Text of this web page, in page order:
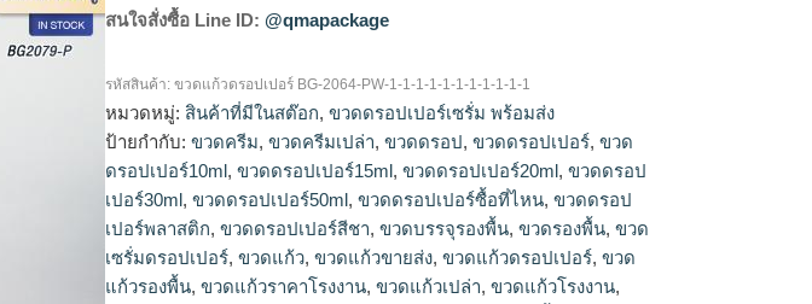
สนใจสั่งซื้อ Line ID: @qmapackage
รหัสสินค้า:ขวดแก้วดรอปเปอร์ BG-2064-PW-1-1-1-1-1-1-1-1-1-1-1
หมวดหมู่: สินค้าที่มีในสต๊อก,ขวดดรอปเปอร์เซรั่ม พร้อมส่ง
ป้ายกำกับ:ขวดครีม,ขวดครีมเปล่า,ขวดดรอป,ขวดดรอปเปอร์,ขวด
ดรอปเปอร์10ml,ขวดดรอปเปอร์15ml,ขวดดรอปเปอร์20ml,ขวดดรอป
เปอร์30ml,ขวดดรอปเปอร์50ml,ขวดดรอปเปอร์ซื้อที่ไหน,ขวดดรอป
เปอร์พลาสติก,ขวดดรอปเปอร์สีชา,ขวดบรรจุรองพื้น,ขวดรองพื้น,ขวด
เซรั่มดรอปเปอร์,ขวดแก้ว,ขวดแก้วขายส่ง,ขวดแก้วดรอปเปอร์,ขวด
แก้วรองพื้น,ขวดแก้วราคาโรงงาน,ขวดแก้วเปล่า,ขวดแก้วโรงงาน,